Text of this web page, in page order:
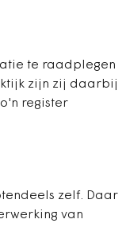
te raadplegen
zijn zij daarbij
register
zelf. Daar
van